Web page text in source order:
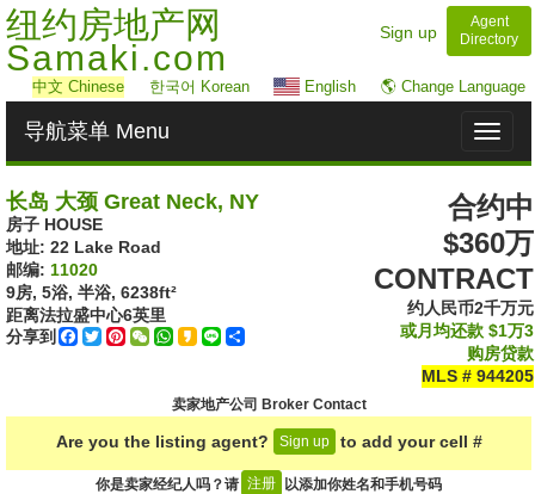
纽约房地产网
Samaki.com
Sign up
Agent
Directory
中文 Chinese 한국어 Korean English 🌎 Change Language
Toggle
导航菜单 Menu
长岛 大颈 Great Neck, NY
房子 HOUSE
地址: ‎22 Lake Road
邮编: 11020
9房, 5浴, 半浴, 6238ft²
距离法拉盛中心6英里
分享到
Facebook
TwitterPinterest
WeChat
WhatsApp
Kakao
Line
合约中
$360万
CONTRACT
约人民币2千万元
或月均还款 $1万3
购房贷款
MLS # 944205
卖家地产公司 Broker Contact
Are you the listing agent? Sign up to add your cell #
你是卖家经纪人吗？请 注册 以添加你姓名和手机号码